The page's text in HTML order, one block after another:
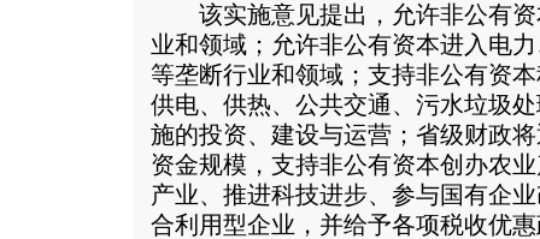
该实施意见提出，允许非公有资
业和领域；允许非公有资本进入电
等垄断行业和领域；支持非公有资
供电、供热、公共交通、污水垃圾
施的投资、建设与运营；省级财政
资金规模，支持非公有资本创办农
产业、推进科技进步、参与国有企
合利用型企业，并给予各项税收优